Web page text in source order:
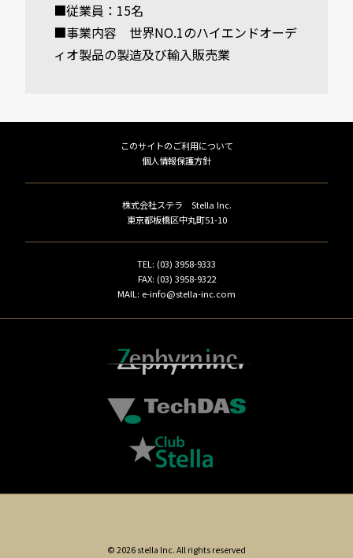
■従業員：15名
■事業内容 世界NO.1のハイエンドオーデ
ィオ製品の製造及び輸入販売業
このサイトのご利用について
個人情報保護方針
株式会社ステラ Stella Inc.
東京都板橋区中丸町51-10
TEL: (03) 3958-9333
FAX: (03) 3958-9322
MAIL: e-info@stella-inc.com
© 2026 stella Inc. All rights reserved